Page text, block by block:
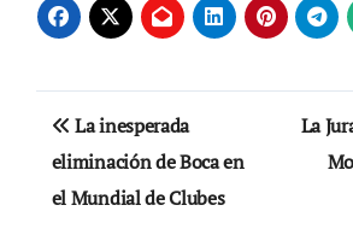
Navegación
de
entradas
La inesperada
eliminación de Boca en
el Mundial de Clubes
La